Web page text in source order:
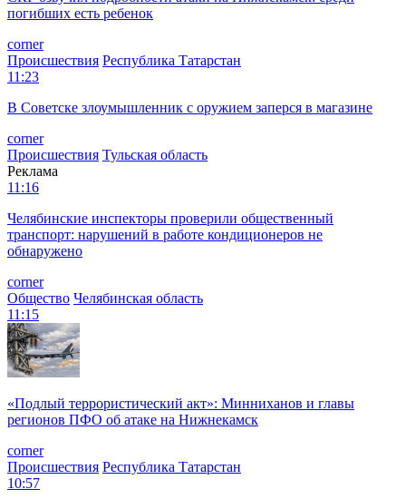
погибших есть ребенок
corner
Происшествия Республика Татарстан
11:23
В Советске злоумышленник с оружием заперся в магазине
corner
Происшествия Тульская область
Реклама
11:16
Челябинские инспекторы проверили общественный
транспорт: нарушений в работе кондиционеров не
обнаружено
corner
Общество Челябинская область
11:15
«Подлый террористический акт»: Минниханов и главы
регионов ПФО об атаке на Нижнекамск
corner
Происшествия Республика Татарстан
10:57